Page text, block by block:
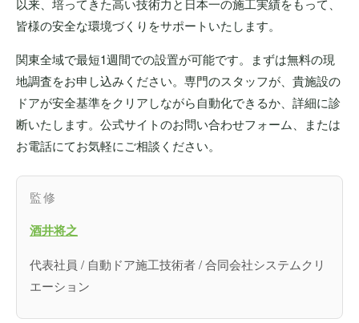
以来、培ってきた高い技術力と日本一の施工実績をもって、
皆様の安全な環境づくりをサポートいたします。
関東全域で最短1週間での設置が可能です。まずは無料の現
地調査をお申し込みください。専門のスタッフが、貴施設の
ドアが安全基準をクリアしながら自動化できるか、詳細に診
断いたします。公式サイトのお問い合わせフォーム、または
お電話にてお気軽にご相談ください。
監修
酒井将之
代表社員 / 自動ドア施工技術者 / 合同会社システムクリ
エーション